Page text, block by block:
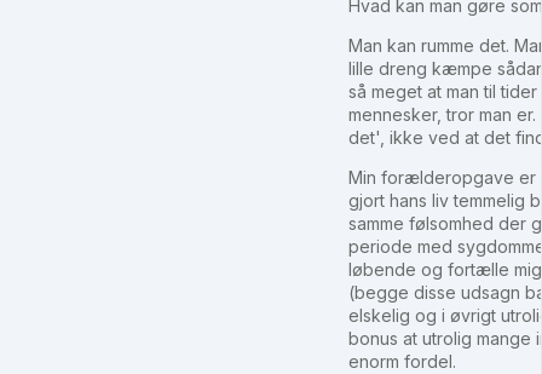
Hvad kan man gøre
Man kan rumme det.
lille dreng kæmpe
så meget at man til
mennesker, tror man
det', ikke ved at det
Min forælderopgave er
gjort hans liv temmelig
samme følsomhed der
periode med
løbende og fortælle mig
(begge disse udsagn
elskelig og i øvrigt
bonus at utrolig mange
enorm fordel.